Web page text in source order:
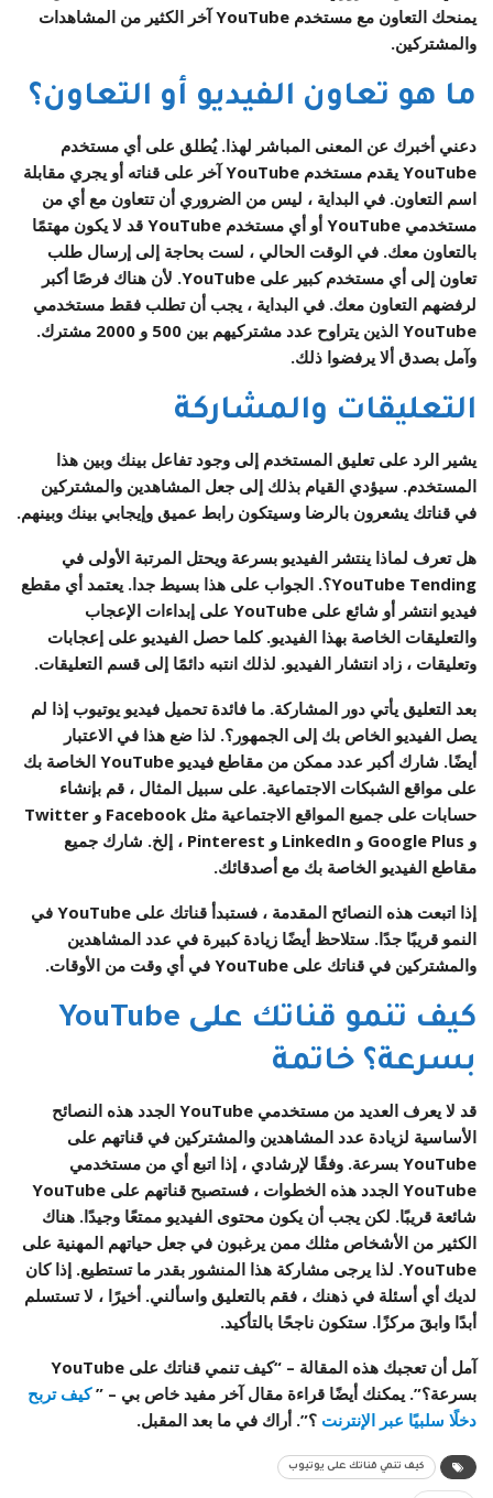
يمنحك التعاون مع مستخدم YouTube آخر الكثير من المشاهدات
والمشتركين.
ما هو تعاون الفيديو أو التعاون؟
دعني أخبرك عن المعنى المباشر لهذا. يُطلق على أي مستخدم
YouTube يقدم مستخدم YouTube آخر على قناته أو يجري مقابلة
اسم التعاون. في البداية ، ليس من الضروري أن تتعاون مع أي من
مستخدمي YouTube أو أي مستخدم YouTube قد لا يكون مهتمًا
بالتعاون معك. في الوقت الحالي ، لست بحاجة إلى إرسال طلب
تعاون إلى أي مستخدم كبير على YouTube. لأن هناك فرصًا أكبر
لرفضهم التعاون معك. في البداية ، يجب أن تطلب فقط مستخدمي
YouTube الذين يتراوح عدد مشتركيهم بين 500 و 2000 مشترك.
وآمل بصدق ألا يرفضوا ذلك.
التعليقات والمشاركة
يشير الرد على تعليق المستخدم إلى وجود تفاعل بينك وبين هذا
المستخدم. سيؤدي القيام بذلك إلى جعل المشاهدين والمشتركين
في قناتك يشعرون بالرضا وسيتكون رابط عميق وإيجابي بينك وبينهم.
هل تعرف لماذا ينتشر الفيديو بسرعة ويحتل المرتبة الأولى في
YouTube Tending؟. الجواب على هذا بسيط جدا. يعتمد أي مقطع
فيديو انتشر أو شائع على YouTube على إبداءات الإعجاب
والتعليقات الخاصة بهذا الفيديو. كلما حصل الفيديو على إعجابات
وتعليقات ، زاد انتشار الفيديو. لذلك انتبه دائمًا إلى قسم التعليقات.
بعد التعليق يأتي دور المشاركة. ما فائدة تحميل فيديو يوتيوب إذا لم
يصل الفيديو الخاص بك إلى الجمهور؟. لذا ضع هذا في الاعتبار
أيضًا. شارك أكبر عدد ممكن من مقاطع فيديو YouTube الخاصة بك
على مواقع الشبكات الاجتماعية. على سبيل المثال ، قم بإنشاء
حسابات على جميع المواقع الاجتماعية مثل Facebook و Twitter
و Google Plus و LinkedIn و Pinterest ، إلخ. شارك جميع
مقاطع الفيديو الخاصة بك مع أصدقائك.
إذا اتبعت هذه النصائح المقدمة ، فستبدأ قناتك على YouTube في
النمو قريبًا جدًا. ستلاحظ أيضًا زيادة كبيرة في عدد المشاهدين
والمشتركين في قناتك على YouTube في أي وقت من الأوقات.
كيف تنمو قناتك على YouTube
بسرعة؟ خاتمة
قد لا يعرف العديد من مستخدمي YouTube الجدد هذه النصائح
الأساسية لزيادة عدد المشاهدين والمشتركين في قناتهم على
YouTube بسرعة. وفقًا لإرشادي ، إذا اتبع أي من مستخدمي
YouTube الجدد هذه الخطوات ، فستصبح قناتهم على YouTube
شائعة قريبًا. لكن يجب أن يكون محتوى الفيديو ممتعًا وجيدًا. هناك
الكثير من الأشخاص مثلك ممن يرغبون في جعل حياتهم المهنية على
YouTube. لذا يرجى مشاركة هذا المنشور بقدر ما تستطيع. إذا كان
لديك أي أسئلة في ذهنك ، فقم بالتعليق واسألني. أخيرًا ، لا تستسلم
أبدًا وابقَ مركزًا. ستكون ناجحًا بالتأكيد.
آمل أن تعجبك هذه المقالة – “كيف تنمي قناتك على YouTube
بسرعة؟”. يمكنك أيضًا قراءة مقال آخر مفيد خاص بي – ”كيف تربح
دخلًا سلبيًا عبر الإنترنت ؟”. أراك في ما بعد المقبل.
كيف تنمي قناتك على يوتيوب